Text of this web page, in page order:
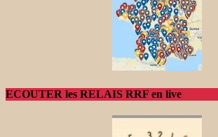
ECOUTER les RELAIS RRF en live